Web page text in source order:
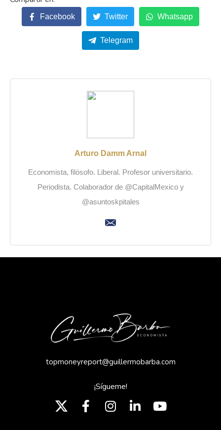
Facebook Twitter Whatsapp
Telegram
Arturo Damm Arnal
Economista, filósofo. Liberal. Profesor universitario.
Periodista. Colaborador de @CapitalMexico y
@asuntoskpitales
topmoneyreport@guillermobarba.com
¡Sígueme!